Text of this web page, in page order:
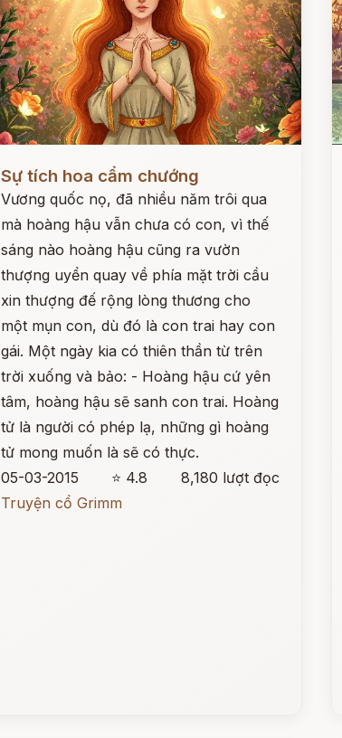
Sự tích hoa cẩm chướng
Vương quốc nọ, đã nhiều năm trôi qua
mà hoàng hậu vẫn chưa có con, vì thế
sáng nào hoàng hậu cũng ra vườn
thượng uyển quay về phía mặt trời cầu
xin thượng đế rộng lòng thương cho
một mụn con, dù đó là con trai hay con
gái. Một ngày kia có thiên thần từ trên
trời xuống và bảo: - Hoàng hậu cứ yên
tâm, hoàng hậu sẽ sanh con trai. Hoàng
tử là người có phép lạ, những gì hoàng
tử mong muốn là sẽ có thực.
05-03-2015
⭐ 4.8
8,180 lượt đọc
Truyện cổ Grimm